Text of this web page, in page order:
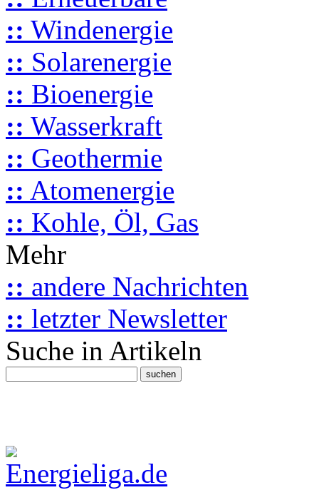
:: Windenergie
:: Solarenergie
:: Bioenergie
:: Wasserkraft
:: Geothermie
:: Atomenergie
:: Kohle, Öl, Gas
Mehr
:: andere Nachrichten
:: letzter Newsletter
Suche in Artikeln